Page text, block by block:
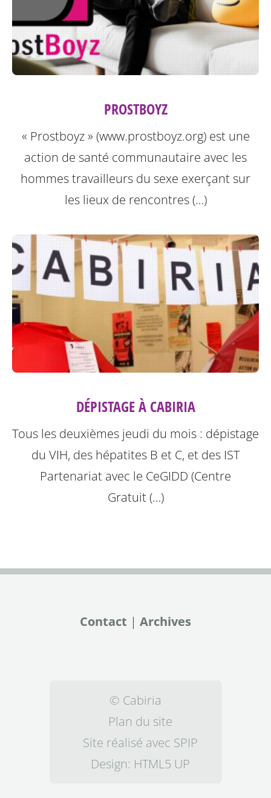
PROSTBOYZ
« Prostboyz » (www.prostboyz.org) est une
action de santé communautaire avec les
hommes travailleurs du sexe exerçant sur
les lieux de rencontres (…)
DÉPISTAGE À CABIRIA
Tous les deuxièmes jeudi du mois : dépistage
du VIH, des hépatites B et C, et des IST
Partenariat avec le CeGIDD (Centre
Gratuit (…)
Contact | Archives
© Cabiria
Plan du site
Site réalisé avec SPIP
Design: HTML5 UP